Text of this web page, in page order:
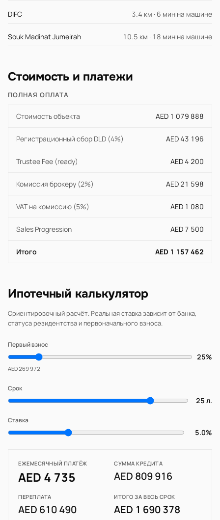
DIFC 3.4 км · 6 мин на машине
Souk Madinat Jumeirah 10.5 км · 18 мин на машине
Стоимость и платежи
ПОЛНАЯ ОПЛАТА
Стоимость объекта AED 1 079 888
Регистрационный сбор DLD (4%) AED 43 196
Trustee Fee (ready) AED 4 200
Комиссия брокеру (2%) AED 21 598
VAT на комиссию (5%) AED 1 080
Sales Progression AED 7 500
Итого AED 1 157 462
Ипотечный калькулятор
Ориентировочный расчёт. Реальная ставка зависит от банка,
статуса резидентства и первоначального взноса.
Первый взнос
25%
AED 269 972
Срок
25 л.
Ставка
5.0%
ЕЖЕМЕСЯЧНЫЙ ПЛАТЁЖ
AED 4 735
СУММА КРЕДИТА
AED 809 916
ПЕРЕПЛАТА
AED 610 490
ИТОГО ЗА ВЕСЬ СРОК
AED 1 690 378